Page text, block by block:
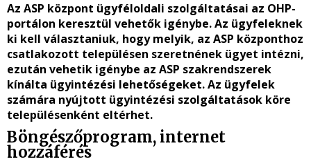
Az ASP központ ügyféloldali szolgáltatásai az OHP-
portálon keresztül vehetők igénybe. Az ügyfeleknek
ki kell választaniuk, hogy melyik, az ASP központhoz
csatlakozott településen szeretnének ügyet intézni,
ezután vehetik igénybe az ASP szakrendszerek
kínálta ügyintézési lehetőségeket. Az ügyfelek
számára nyújtott ügyintézési szolgáltatások köre
településenként eltérhet.
Böngészőprogram, internet
hozzáférés